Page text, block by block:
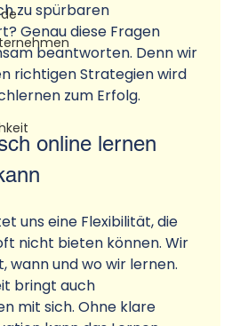
zu spürbaren
Genau diese Fragen
beantworten. Denn wir
richtigen Strategien wird
zum Erfolg.
online lernen
uns eine Flexibilität, die
nicht bieten können. Wir
wann und wo wir lernen.
bringt auch
mit sich. Ohne klare